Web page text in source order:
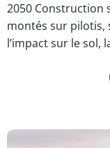
2050 Construction
montés sur pilotis,
l’impact sur le sol,